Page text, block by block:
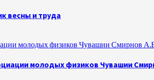
весны и труда
молодых физиков Чувашии Смирнов
молодых физиков Чувашии